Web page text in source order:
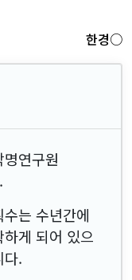
한경○
연구원
는 수년간에
게 되어 있으
다.